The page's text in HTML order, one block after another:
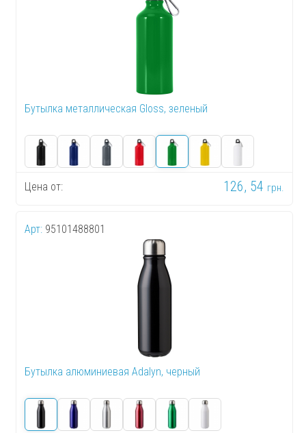
Бутылка металлическая Gloss, зеленый
Цена от: 126, 54 грн.
Арт: 95101488801
Бутылка алюминиевая Adalyn, черный